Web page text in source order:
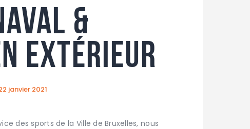
&
extérieur
janvier 2021
des sports de la Ville de Bruxelles, nous